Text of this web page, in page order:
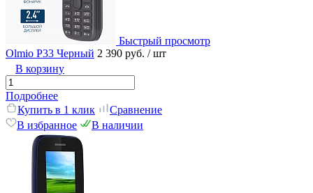
Быстрый просмотр
Olmio P33 Черный 2 390 руб. / шт
В корзину
Подробнее
Купить в 1 клик
Сравнение
В избранное
В наличии